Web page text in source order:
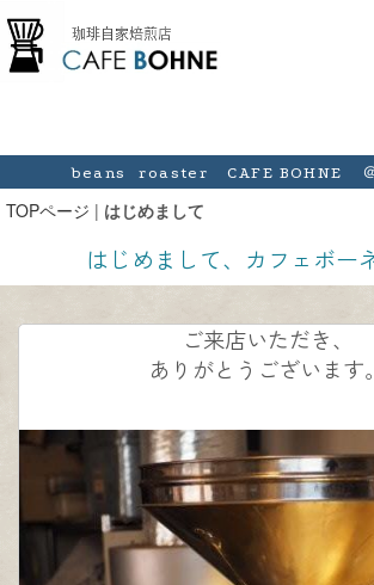
beans roaster CAFE BOHNE
TOPページ | はじめまして
はじめまして、カフェボー
ご来店いただき、
ありがとうございます。